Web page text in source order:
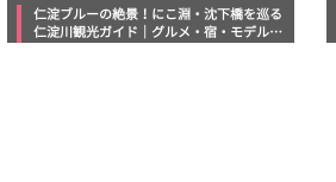
仁淀ブルーの絶景！にこ淵・沈下橋を巡る
仁淀川観光ガイド｜グルメ・宿・モデルコ